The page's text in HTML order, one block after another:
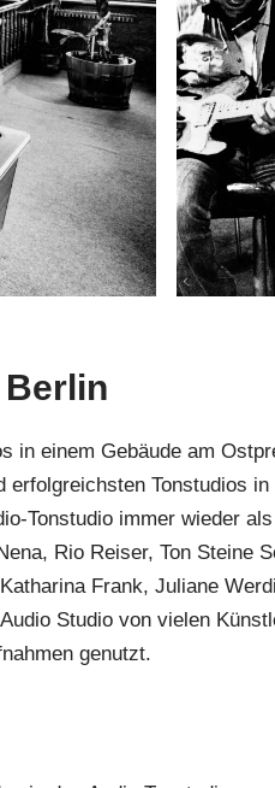
in einem Gebäude am
Tonstudios
Tonstudio immer wieder
Rio Reiser, Ton Steine
Frank, Juliane
Studio von vielen
genutzt.